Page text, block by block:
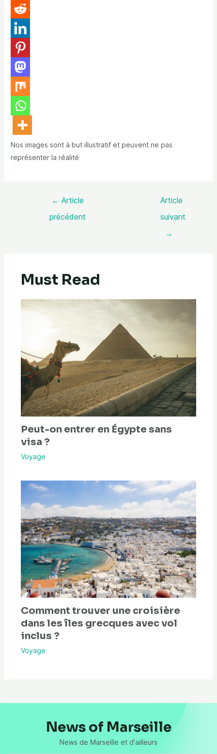
Nos images sont à but illustratif et peuvent ne pas
représenter la réalité
← Article
précédent
Article
suivant
→
Must Read
Peut-on entrer en Égypte sans
visa ?
Voyage
Comment trouver une croisière
dans les îles grecques avec vol
inclus ?
Voyage
News of Marseille
News de Marseille et d'ailleurs